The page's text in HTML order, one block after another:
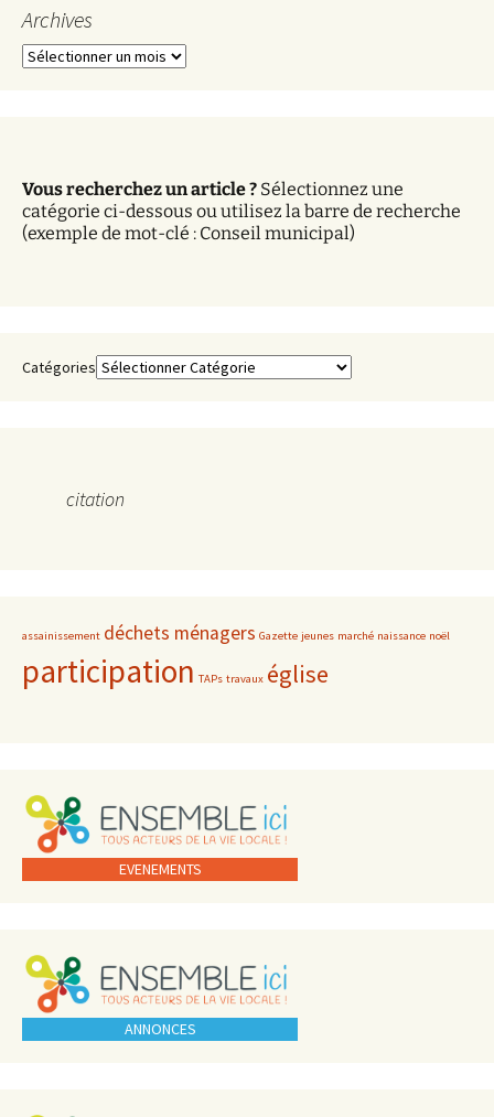
Archives
A
e
s
Vous recherchez un article ? Sélectionnez une
catégorie ci-dessous ou utilisez la barre de recherche
(exemple de mot-clé : Conseil municipal)
Catégories
citation
assainissement déchets ménagers Gazette jeunes marché naissance noël
participation TAPs travaux église
EVENEMENTS
ANNONCES